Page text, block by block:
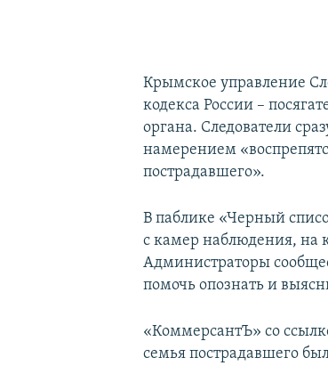
Крымское управление
кодекса России –
органа. Следователи
намерением
пострадавшего».
В паблике «Черный
с камер наблюдения, на
Администраторы
помочь опознать и
«КоммерсантЪ» со
семья пострадавшего